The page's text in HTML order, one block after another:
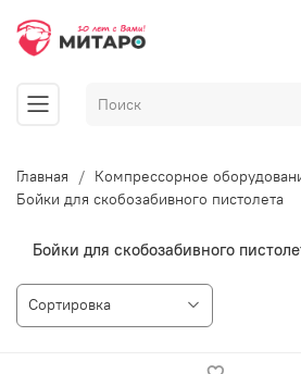
Главная Компрессорное
Бойки для скобозабивного пистолета
Бойки для скобозабивного